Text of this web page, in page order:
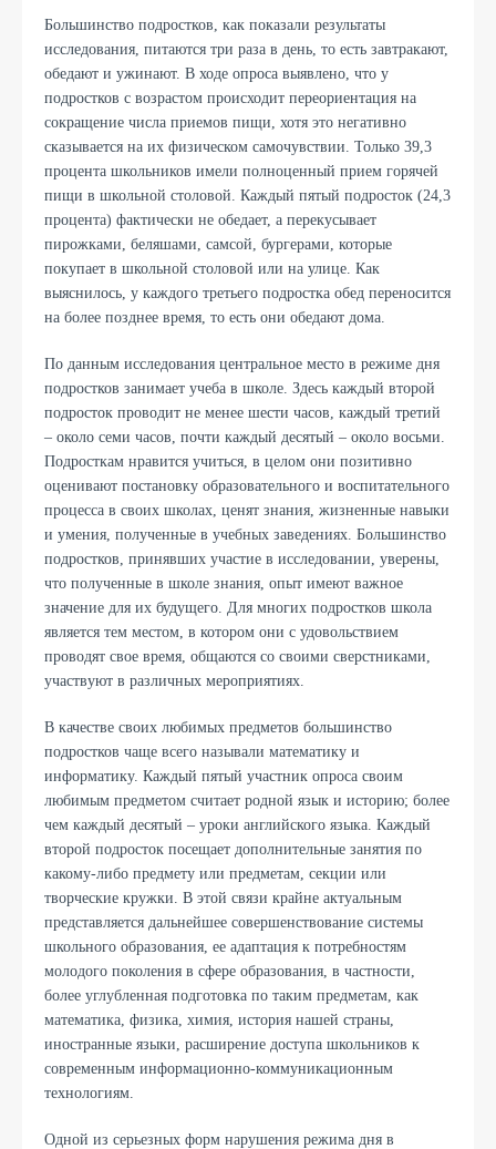
Большинство подростков, как показали результаты
исследования, питаются три раза в день, то есть завтракают,
обедают и ужинают. В ходе опроса выявлено, что у
подростков с возрастом происходит переориентация на
сокращение числа приемов пищи, хотя это негативно
сказывается на их физическом самочувствии. Только 39,3
процента школьников имели полноценный прием горячей
пищи в школьной столовой. Каждый пятый подросток (24,3
процента) фактически не обедает, а перекусывает
пирожками, беляшами, самсой, бургерами, которые
покупает в школьной столовой или на улице. Как
выяснилось, у каждого третьего подростка обед переносится
на более позднее время, то есть они обедают дома.
По данным исследования центральное место в режиме дня
подростков занимает учеба в школе. Здесь каждый второй
подросток проводит не менее шести часов, каждый третий
– около семи часов, почти каждый десятый – около восьми.
Подросткам нравится учиться, в целом они позитивно
оценивают постановку образовательного и воспитательного
процесса в своих школах, ценят знания, жизненные навыки
и умения, полученные в учебных заведениях. Большинство
подростков, принявших участие в исследовании, уверены,
что полученные в школе знания, опыт имеют важное
значение для их будущего. Для многих подростков школа
является тем местом, в котором они с удовольствием
проводят свое время, общаются со своими сверстниками,
участвуют в различных мероприятиях.
В качестве своих любимых предметов большинство
подростков чаще всего называли математику и
информатику. Каждый пятый участник опроса своим
любимым предметом считает родной язык и историю; более
чем каждый десятый – уроки английского языка. Каждый
второй подросток посещает дополнительные занятия по
какому-либо предмету или предметам, секции или
творческие кружки. В этой связи крайне актуальным
представляется дальнейшее совершенствование системы
школьного образования, ее адаптация к потребностям
молодого поколения в сфере образования, в частности,
более углубленная подготовка по таким предметам, как
математика, физика, химия, история нашей страны,
иностранные языки, расширение доступа школьников к
современным информационно-коммуникационным
технологиям.
Одной из серьезных форм нарушения режима дня в